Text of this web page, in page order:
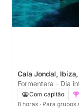
Cala Jondal, Ibiza,
Formentera - Dia
cristalinas.
Com capitão
8 horas · Para grupos